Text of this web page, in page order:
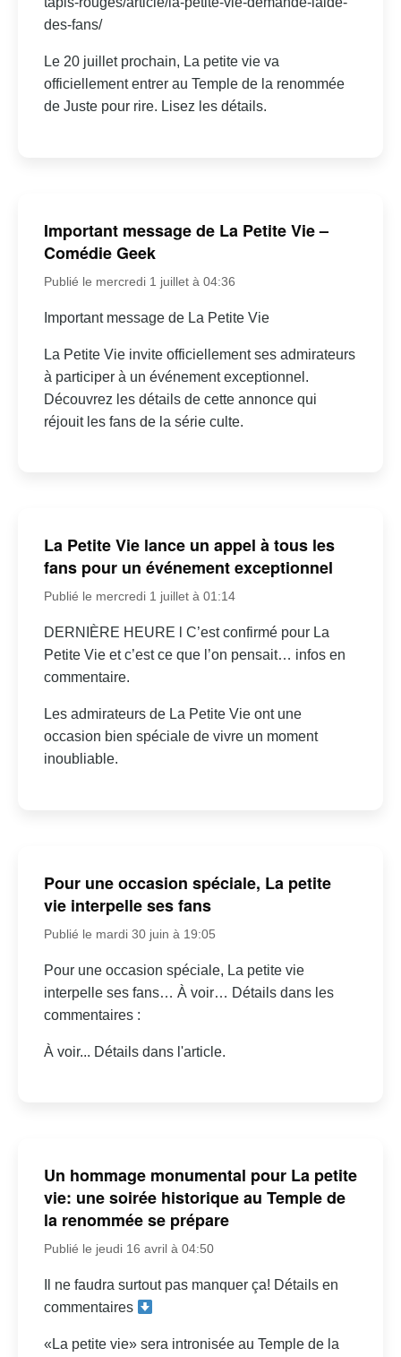
des-fans/
Le 20 juillet prochain, La petite vie va
officiellement entrer au Temple de la renommée
de Juste pour rire. Lisez les détails.
Important message de La Petite Vie –
Comédie Geek
Publié le mercredi 1 juillet à 04:36
Important message de La Petite Vie
La Petite Vie invite officiellement ses admirateurs
à participer à un événement exceptionnel.
Découvrez les détails de cette annonce qui
réjouit les fans de la série culte.
La Petite Vie lance un appel à tous les
fans pour un événement exceptionnel
Publié le mercredi 1 juillet à 01:14
DERNIÈRE HEURE l C’est confirmé pour La
Petite Vie et c’est ce que l’on pensait… infos en
commentaire.
Les admirateurs de La Petite Vie ont une
occasion bien spéciale de vivre un moment
inoubliable.
Pour une occasion spéciale, La petite
vie interpelle ses fans
Publié le mardi 30 juin à 19:05
Pour une occasion spéciale, La petite vie
interpelle ses fans… À voir… Détails dans les
commentaires :
À voir... Détails dans l'article.
Un hommage monumental pour La petite
vie: une soirée historique au Temple de
la renommée se prépare
Publié le jeudi 16 avril à 04:50
Il ne faudra surtout pas manquer ça! Détails en
commentaires
«La petite vie» sera intronisée au Temple de la